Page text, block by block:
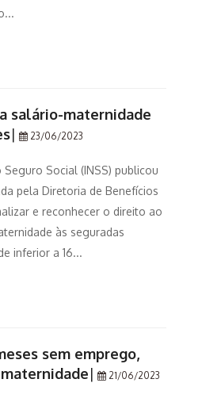
salário-maternidade
| 23/06/2023
Social (INSS) publicou
pela Diretoria de Benefícios
e reconhecer o direito ao
às seguradas
inferior a 16...
sem emprego,
| 21/06/2023